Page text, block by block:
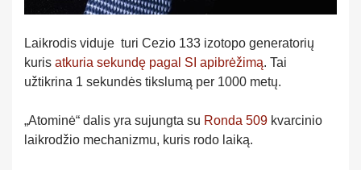
Laikrodis viduje turi Cezio 133 izotopo generatorių
kuris atkuria sekundę pagal SI apibrėžimą. Tai
užtikrina 1 sekundės tikslumą per 1000 metų.
„Atominė“ dalis yra sujungta su Ronda 509 kvarcinio
laikrodžio mechanizmu, kuris rodo laiką.